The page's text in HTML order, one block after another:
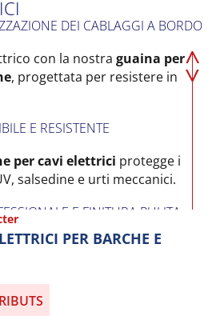
DEI CABLAGGI A BORDO
con la nostra guaina per
, progettata per resistere in
E RESISTENTE
per cavi elettrici protegge i
salsedine e urti meccanici.
E FINITURA PULITA
per cavi marina
i cablaggi in modo ordinato e
PER BARCHE E